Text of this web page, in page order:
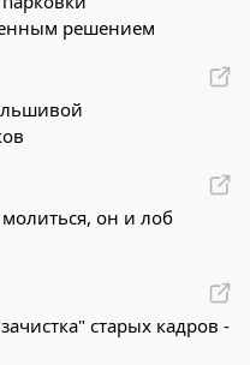
решением
молиться, он и лоб
старых кадров -